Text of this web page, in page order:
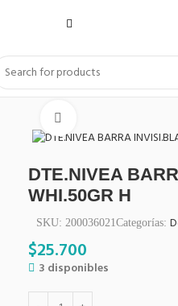
DTE.NIVEA
WHI.50GR H
SKU: 200036021Categorías:
$25.700
3 disponibles